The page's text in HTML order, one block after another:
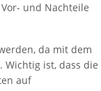
und Nachteile
da mit dem
Wichtig ist, dass die
auf